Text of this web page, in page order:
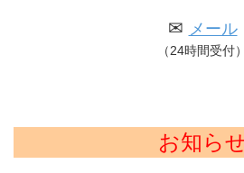
✉ メール
（24時間受付）
お知ら